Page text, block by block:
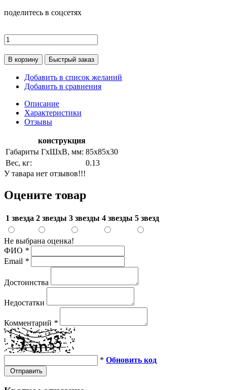
поделитесь в соцсетях
В корзину Быстрый заказ
Добавить в список желаний
Добавить в сравнения
Описание
Характеристики
Отзывы
конструкция
Габариты ГхШхВ, мм: 85х85х30
Вес, кг:
0.13
У тавара нет отзывов!!!
Оцените товар
1 звезда 2 звезды 3 звезды 4 звезды 5 звезд
Не выбрана оценка!
ФИО *
Email *
Достоинства
Недостатки
Комментарий *
* Обновить код
Отправить